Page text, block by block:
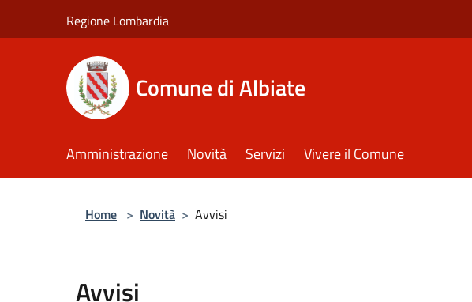
Regione Lombardia
Comune di Albiate
Amministrazione Novità Servizi Vivere il Comune
Home > Novità > Avvisi
Avvisi